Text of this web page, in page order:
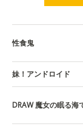
性食鬼
妹！アンドロイド
DRAW 魔女の眠る海